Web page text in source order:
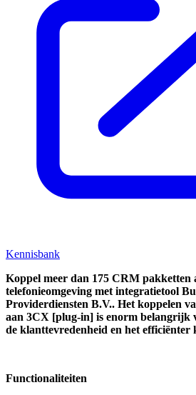
Kennisbank
Koppel meer dan 175 CRM
telefonieomgeving met integratietool
Providerdiensten B.V.. Het koppelen
aan 3CX [plug-in] is enorm belangrijk
de klanttevredenheid en het efficiënter
Functionaliteiten